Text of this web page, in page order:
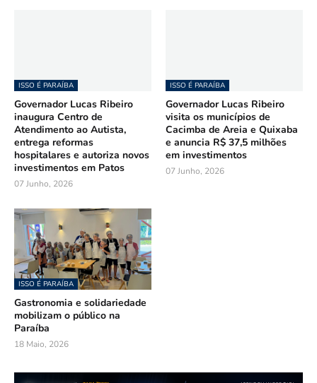
ISSO É PARAÍBA
Governador Lucas Ribeiro
inaugura Centro de
Atendimento ao Autista,
entrega reformas
hospitalares e autoriza novos
investimentos em Patos
07 Junho, 2026
ISSO É PARAÍBA
Governador Lucas Ribeiro
visita os municípios de
Cacimba de Areia e Quixaba
e anuncia R$ 37,5 milhões
em investimentos
07 Junho, 2026
ISSO É PARAÍBA
Gastronomia e solidariedade
mobilizam o público na
Paraíba
18 Maio, 2026